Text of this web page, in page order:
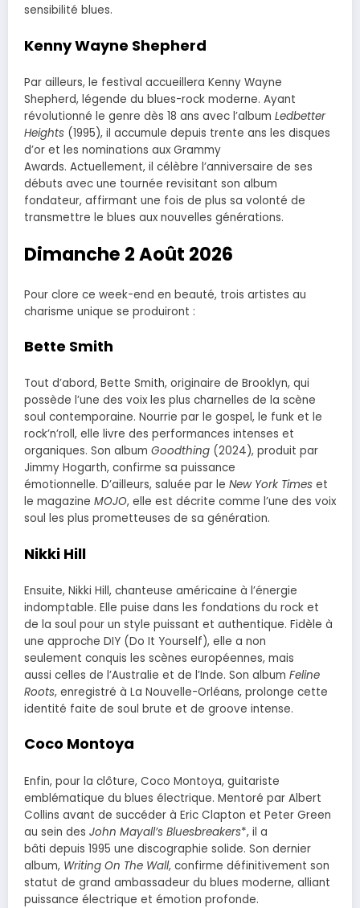
sensibilité blues.
Kenny Wayne Shepherd
Par ailleurs, le festival accueillera Kenny Wayne
Shepherd, légende du blues-rock moderne. Ayant
révolutionné le genre dès 18 ans avec l’album Ledbetter
Heights (1995), il accumule depuis trente ans les disques
d’or et les nominations aux Grammy
Awards. Actuellement, il célèbre l’anniversaire de ses
débuts avec une tournée revisitant son album
fondateur, affirmant une fois de plus sa volonté de
transmettre le blues aux nouvelles générations.
Dimanche 2 Août 2026
Pour clore ce week-end en beauté, trois artistes au
charisme unique se produiront :
Bette Smith
Tout d’abord, Bette Smith, originaire de Brooklyn, qui
possède l’une des voix les plus charnelles de la scène
soul contemporaine. Nourrie par le gospel, le funk et le
rock’n’roll, elle livre des performances intenses et
organiques. Son album Goodthing (2024), produit par
Jimmy Hogarth, confirme sa puissance
émotionnelle. D’ailleurs, saluée par le New York Times et
le magazine MOJO, elle est décrite comme l’une des voix
soul les plus prometteuses de sa génération.
Nikki Hill
Ensuite, Nikki Hill, chanteuse américaine à l’énergie
indomptable. Elle puise dans les fondations du rock et
de la soul pour un style puissant et authentique. Fidèle à
une approche DIY (Do It Yourself), elle a non
seulement conquis les scènes européennes, mais
aussi celles de l’Australie et de l’Inde. Son album Feline
Roots, enregistré à La Nouvelle-Orléans, prolonge cette
identité faite de soul brute et de groove intense.
Coco Montoya
Enfin, pour la clôture, Coco Montoya, guitariste
emblématique du blues électrique. Mentoré par Albert
Collins avant de succéder à Eric Clapton et Peter Green
au sein des John Mayall’s Bluesbreakers*, il a
bâti depuis 1995 une discographie solide. Son dernier
album, Writing On The Wall, confirme définitivement son
statut de grand ambassadeur du blues moderne, alliant
puissance électrique et émotion profonde.